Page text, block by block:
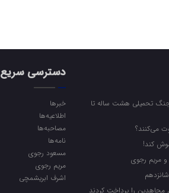
جنگ تحمیلی هشت ساله تا
می‌کنند؟
کند!
مریم رجوی
مجاهدین را پرداخت کردند
دسترسی سریع
خبرها
اطلاعیه‌ها
مصاحبه‌ها
نامه‌ها
مسعود رجوی
مریم رجوی
اشرف ابریشمچی